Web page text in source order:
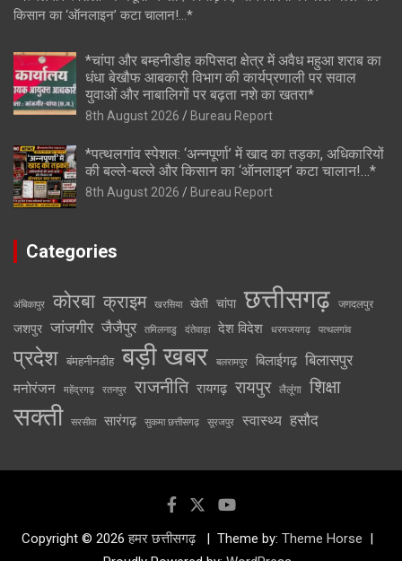
किसान का ‘ऑनलाइन’ कटा चालान!…*
*चांपा और बम्हनीडीह कपिसदा क्षेत्र में अवैध महुआ शराब का
धंधा बेखौफ आबकारी विभाग की कार्यप्रणाली पर सवाल
युवाओं और नाबालिगों पर बढ़ता नशे का खतरा*
8th August 2026 Bureau Report
*पत्थलगांव स्पेशल: ‘अन्नपूर्णा’ में खाद का तड़का, अधिकारियों
की बल्ले-बल्ले और किसान का ‘ऑनलाइन’ कटा चालान!…*
8th August 2026 Bureau Report
Categories
अंबिकापुर कोरबा क्राइम खरसिया खेती चांपा छत्तीसगढ़ जगदलपुर
जशपुर जांजगीर जैजैपुर तमिलनाडु दंतेवाड़ा देश विदेश धरमजयगढ़ पत्थलगांव
प्रदेश बंमहनीनडीह बड़ी खबर बलरामपुर बिलाईगढ़ बिलासपुर
मनोरंजन महेंद्रगढ़ रतनपुर राजनीति रायगढ़ रायपुर लैलूंगा शिक्षा
सक्ती सरसीवा सारंगढ़ सुकमा छत्तीसगढ़ सूरजपुर स्वास्थ्य हसौद
Copyright © 2026हमर छत्तीसगढ़ Theme by: Theme Horse